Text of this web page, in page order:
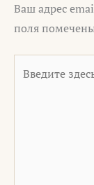
Ваш адрес
поля
здесь...